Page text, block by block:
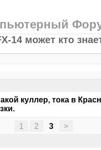
14 может кто
куллер, тока в
1 2 3 >